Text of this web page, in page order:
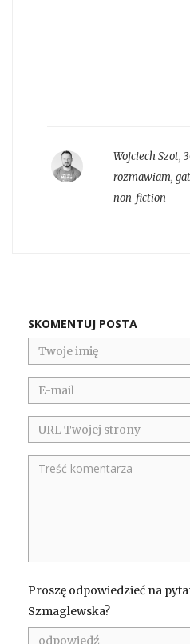
Wojciech Szot,
rozmawiam,
non-fiction
SKOMENTUJ POSTA
Proszę odpowiedzieć na
Szmaglewska?